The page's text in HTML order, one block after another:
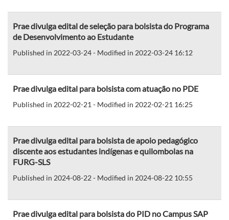
Prae divulga edital de seleção para bolsista do Programa
de Desenvolvimento ao Estudante
Published in 2022-03-24 - Modified in 2022-03-24 16:12
Prae divulga edital para bolsista com atuação no PDE
Published in 2022-02-21 - Modified in 2022-02-21 16:25
Prae divulga edital para bolsista de apoio pedagógico
discente aos estudantes indígenas e quilombolas na
FURG-SLS
Published in 2024-08-22 - Modified in 2024-08-22 10:55
Prae divulga edital para bolsista do PID no Campus SAP